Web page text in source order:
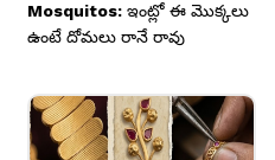
Mosquitos: ఇంట్లో ఈ మొక్కలు
ఉంటే దోమలు రానే రావు